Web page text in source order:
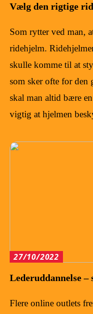
Vælg den rigtige
Som rytter ved man,
ridehjelm.
skulle komme til at
som sker ofte for den
skal man altid bære
vigtig at hjelmen
27/10/2022
Lederuddannelse
Flere online outlets